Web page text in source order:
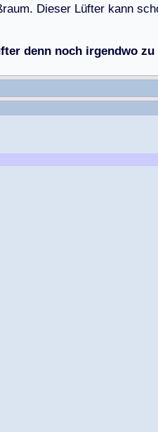
raum. Dieser Lüfter kann sch
denn noch irgendwo zu